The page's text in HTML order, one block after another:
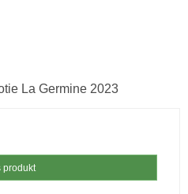
La Germine 2023
produkt